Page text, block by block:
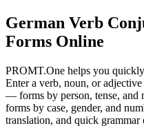
German Verb
Forms Online
PROMT.One helps you
Enter a verb, noun, or
— forms by person, tense,
forms by case, gender, and
translation, and quick grammar